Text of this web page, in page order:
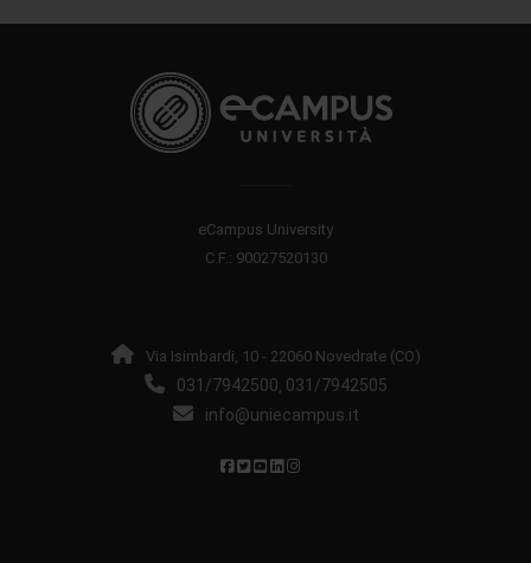
eCampus University
C.F.: 90027520130
Via Isimbardi, 10 - 22060 Novedrate (CO)
031/7942500, 031/7942505
info@uniecampus.it